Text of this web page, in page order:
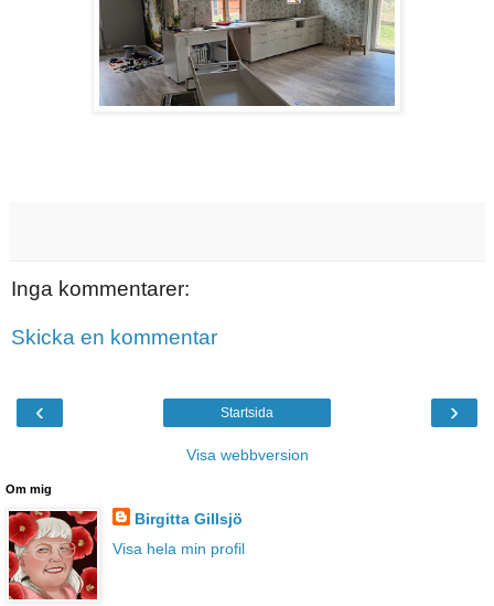
Inga kommentarer:
Skicka en kommentar
‹ ›
Startsida
Visa webbversion
Om mig
Birgitta Gillsjö
Visa hela min profil